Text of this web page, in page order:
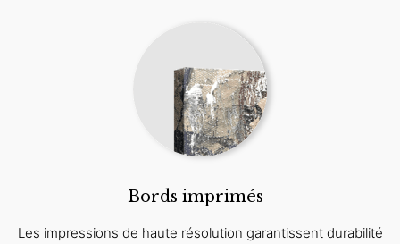
Bords imprimés
Les impressions de haute résolution garantissent durabilité